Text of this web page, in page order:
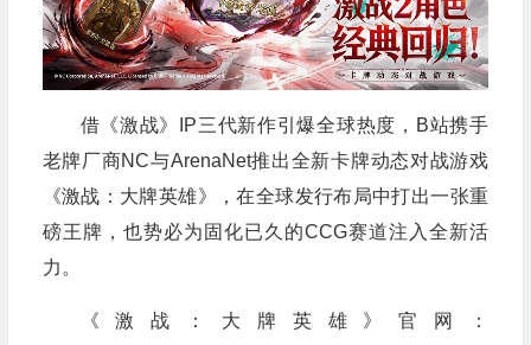
借《激战》IP三代新作引爆全球热度，B站携手
老牌厂商NC与ArenaNet推出全新卡牌动态对战游戏
《激战：大牌英雄》，在全球发行布局中打出一张重
磅王牌，也势必为固化已久的CCG赛道注入全新活
力。
《激战：大牌英雄》官网：